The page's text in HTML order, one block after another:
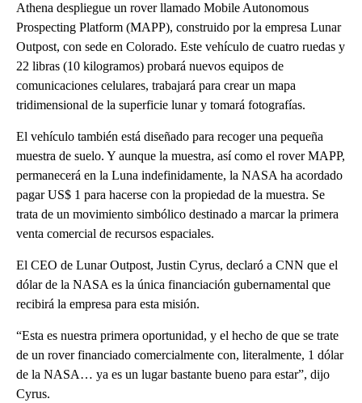
Athena despliegue un rover llamado Mobile Autonomous
Prospecting Platform (MAPP), construido por la empresa Lunar
Outpost, con sede en Colorado. Este vehículo de cuatro ruedas y
22 libras (10 kilogramos) probará nuevos equipos de
comunicaciones celulares, trabajará para crear un mapa
tridimensional de la superficie lunar y tomará fotografías.
El vehículo también está diseñado para recoger una pequeña
muestra de suelo. Y aunque la muestra, así como el rover MAPP,
permanecerá en la Luna indefinidamente, la NASA ha acordado
pagar US$ 1 para hacerse con la propiedad de la muestra. Se
trata de un movimiento simbólico destinado a marcar la primera
venta comercial de recursos espaciales.
El CEO de Lunar Outpost, Justin Cyrus, declaró a CNN que el
dólar de la NASA es la única financiación gubernamental que
recibirá la empresa para esta misión.
“Esta es nuestra primera oportunidad, y el hecho de que se trate
de un rover financiado comercialmente con, literalmente, 1 dólar
de la NASA… ya es un lugar bastante bueno para estar”, dijo
Cyrus.